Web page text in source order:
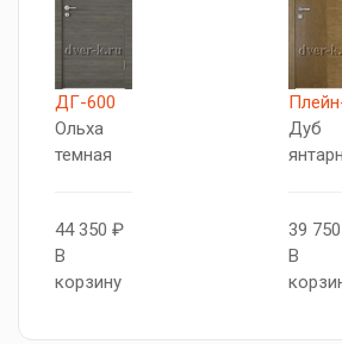
ДГ-600
Ольха
темная
44 350 ₽
В
корзину
Дуб
39
В